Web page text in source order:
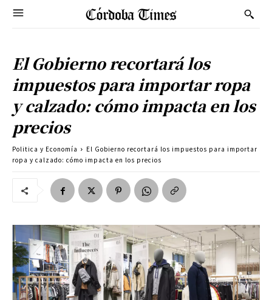
El Gobierno recortará los
impuestos para importar ropa
y calzado: cómo impacta en los
precios
Politica y Economía
El Gobierno recortará los impuestos para importar
ropa y calzado: cómo impacta en los precios